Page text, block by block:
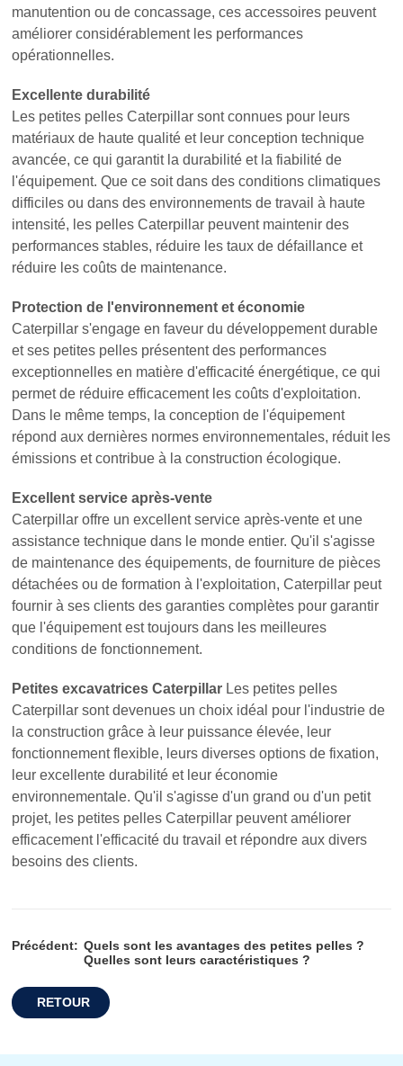
manutention ou de concassage, ces accessoires peuvent
améliorer considérablement les performances
opérationnelles.
Excellente durabilité
Les petites pelles Caterpillar sont connues pour leurs
matériaux de haute qualité et leur conception technique
avancée, ce qui garantit la durabilité et la fiabilité de
l'équipement. Que ce soit dans des conditions climatiques
difficiles ou dans des environnements de travail à haute
intensité, les pelles Caterpillar peuvent maintenir des
performances stables, réduire les taux de défaillance et
réduire les coûts de maintenance.
Protection de l'environnement et économie
Caterpillar s'engage en faveur du développement durable
et ses petites pelles présentent des performances
exceptionnelles en matière d'efficacité énergétique, ce qui
permet de réduire efficacement les coûts d'exploitation.
Dans le même temps, la conception de l'équipement
répond aux dernières normes environnementales, réduit les
émissions et contribue à la construction écologique.
Excellent service après-vente
Caterpillar offre un excellent service après-vente et une
assistance technique dans le monde entier. Qu'il s'agisse
de maintenance des équipements, de fourniture de pièces
détachées ou de formation à l'exploitation, Caterpillar peut
fournir à ses clients des garanties complètes pour garantir
que l'équipement est toujours dans les meilleures
conditions de fonctionnement.
Petites excavatrices Caterpillar Les petites pelles
Caterpillar sont devenues un choix idéal pour l'industrie de
la construction grâce à leur puissance élevée, leur
fonctionnement flexible, leurs diverses options de fixation,
leur excellente durabilité et leur économie
environnementale. Qu'il s'agisse d'un grand ou d'un petit
projet, les petites pelles Caterpillar peuvent améliorer
efficacement l'efficacité du travail et répondre aux divers
besoins des clients.
Précédent: Quels sont les avantages des petites pelles ?
Quelles sont leurs caractéristiques ?
RETOUR